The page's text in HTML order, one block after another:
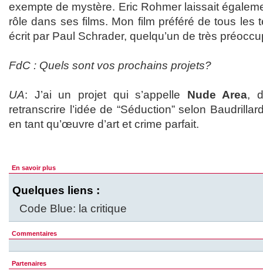
exempte de mystère. Eric Rohmer laissait
rôle dans ses films. Mon film préféré de tous les
écrit par Paul Schrader, quelqu’un de très
FdC : Quels sont vos prochains projets?
UA: J’ai un projet qui s’appelle Nude Area,
retranscrire l’idée de “Séduction” selon
en tant qu’œuvre d’art et crime parfait.
En savoir plus
Quelques liens :
Code Blue: la critique
Commentaires
Partenaires